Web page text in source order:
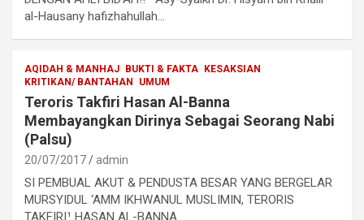
al-Hausany hafizhahullah…
AQIDAH & MANHAJ BUKTI & FAKTA
KESAKSIAN
KRITIKAN/ BANTAHAN
UMUM
Teroris Takfiri Hasan Al-Banna
Membayangkan Dirinya Sebagai Seorang Nabi
(Palsu)
20/07/2017 admin
SI PEMBUAL AKUT & PENDUSTA BESAR YANG BERGELAR
MURSYIDUL ‘AMM IKHWANUL MUSLIMIN, TERORIS
TAKFIRI¹ HASAN AL-BANNA…